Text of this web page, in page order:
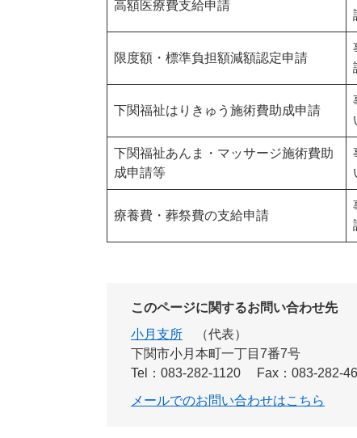
高額医療費支給申請
限度額・標準負担額減額認定申請
下関福祉はりきゅう施術費助成申請
下関福祉あんま・マッサージ施術費助
成申請等
療養費・葬祭費の支給申請
このページに関するお問い合わせ先
小月支所
代表
下関市小月本町一丁目7番7号
Tel：083-282-1120
Fax：083-282-
メールでのお問い合わせはこちら